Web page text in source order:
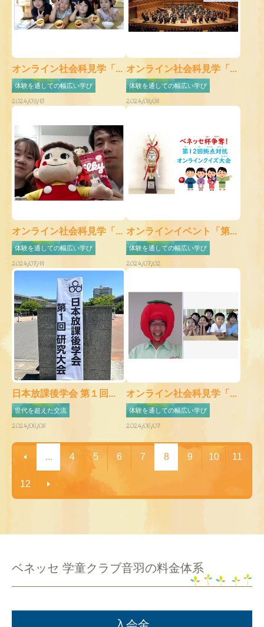
オンライン社会科見学「...
体験を通しての幅広い学び
2024/09/13
オンライン社会科見学「...
体験を通しての幅広い学び
2024/08/08
オンライン社会科見学「...
体験を通しての幅広い学び
2024/07/11
オンラインイベント「第...
体験を通しての幅広い学び
2024/07/02
日本放課後学会 第１回...
世代を超えた交流
2024/06/08
オンライン社会科見学「...
体験を通しての幅広い学び
2024/06/07
... 4 5 6 7 8 9 10 11
12
ベネッセ 学童クラブ音羽の料金体系